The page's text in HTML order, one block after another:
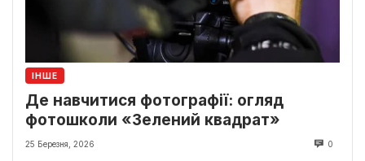
ІНШЕ
Де навчитися фотографії: огляд
фотошколи «Зелений квадрат»
25 Березня, 2026 0